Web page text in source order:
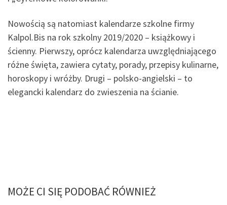
Nowością są natomiast kalendarze szkolne firmy
Kalpol.Bis na rok szkolny 2019/2020 – książkowy i
ścienny. Pierwszy, oprócz kalendarza uwzględniającego
różne święta, zawiera cytaty, porady, przepisy kulinarne,
horoskopy i wróżby. Drugi – polsko-angielski – to
elegancki kalendarz do zwieszenia na ścianie.
MOŻE CI SIĘ PODOBAĆ RÓWNIEŻ